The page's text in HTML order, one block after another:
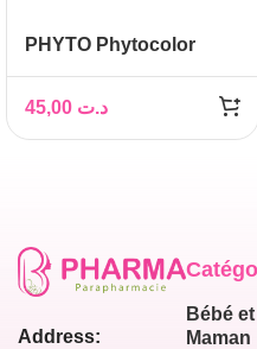
PHYTO Phytocolor
clair, 1 kit
د.ت
Address:
Bébé et
Maman